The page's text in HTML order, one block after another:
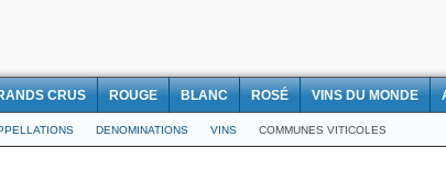
CRUS ROUGE BLANC ROSÉ VINS DU MONDE
DENOMINATIONS VINS COMMUNES VITICOLES